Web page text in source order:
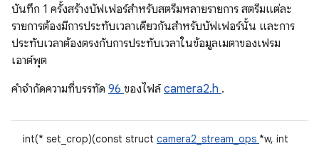
บันทึก 1 ครั้งสร้างบัฟเฟอร์สำหรับสตรีมหลายรายการ สตรีมแต่ละ
รายการต้องมีการประทับเวลาเดียวกันสำหรับบัฟเฟอร์นั้น และการ
ประทับเวลาต้องตรงกับการประทับเวลาในข้อมูลเมตาของเฟรม
เอาต์พุต
คําจํากัดความที่บรรทัด 96 ของไฟล์camera2.h .
int(* set_crop)(const struct camera2_stream_ops *w, int